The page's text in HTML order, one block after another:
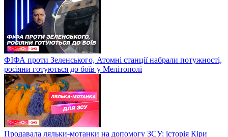
ФІФА проти Зеленського, Атомні станції набрали потужності,
росіяни готуються до боїв у Мелітополі
Продавала ляльки-мотанки на допомогу ЗСУ: історія Кіри